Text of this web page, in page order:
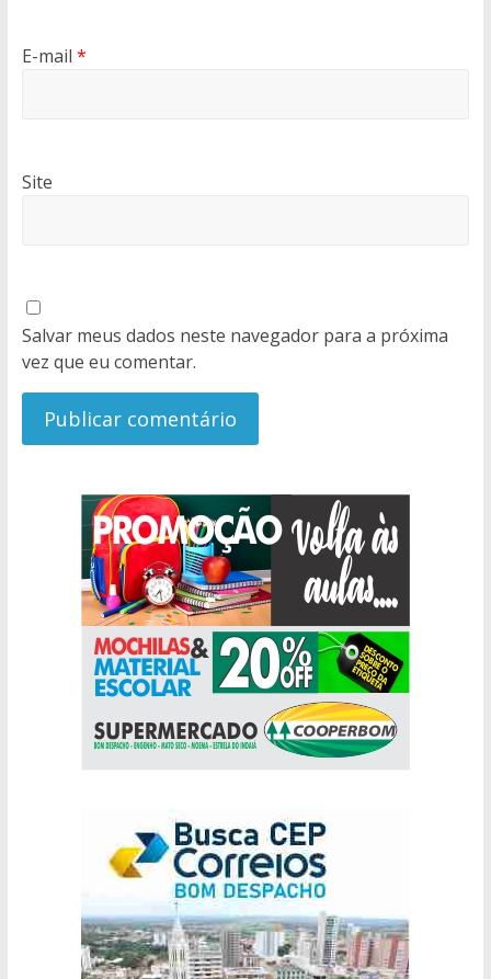
E-mail *
Site
Salvar meus dados neste navegador para a próxima
vez que eu comentar.